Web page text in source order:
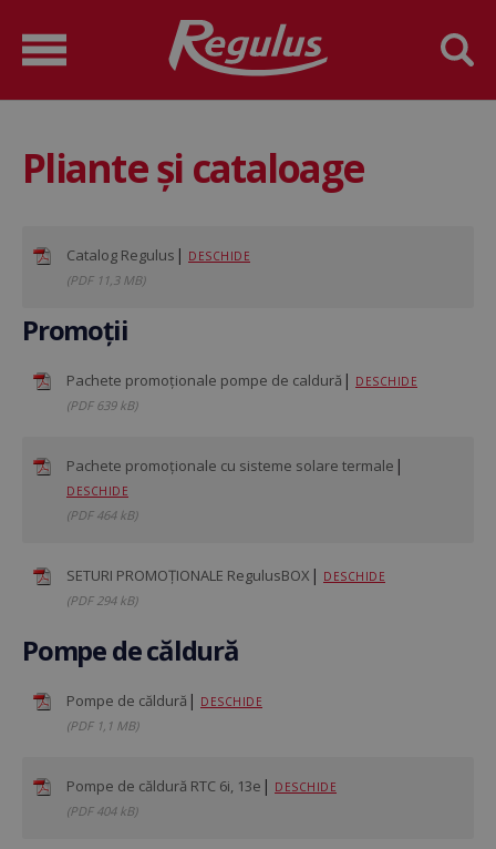
Pliante şi cataloage
Catalog Regulus | DESCHIDE
(PDF 11,3 MB)
Promoții
Pachete promoționale pompe de caldură | DESCHIDE
(PDF 639 kB)
Pachete promoționale cu sisteme solare termale |
DESCHIDE
(PDF 464 kB)
SETURI PROMOȚIONALE RegulusBOX | DESCHIDE
(PDF 294 kB)
Pompe de căldură
Pompe de căldură | DESCHIDE
(PDF 1,1 MB)
Pompe de căldură RTC 6i, 13e | DESCHIDE
(PDF 404 kB)